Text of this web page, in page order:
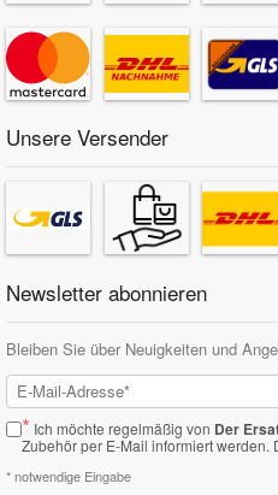
Unsere Versender
Newsletter abonnieren
Bleiben Sie über Neuigkeiten und
* Ich möchte regelmäßig von Der
Zubehör per E-Mail informiert werden.
* notwendige Eingabe